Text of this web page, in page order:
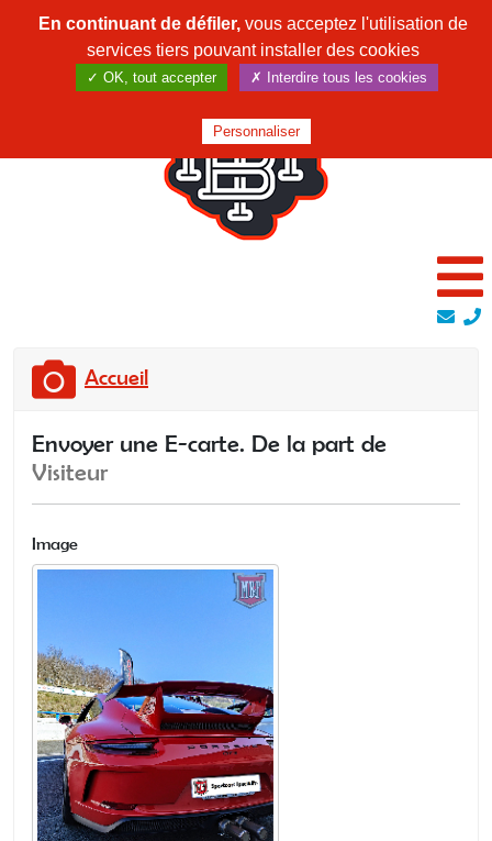
Accueil
Envoyer une E-carte. De la part de
Visiteur
Image
En continuant de défiler,vous acceptez l'utilisation de
services tiers pouvant installer des cookies
✓ OK, tout accepter ✗ Interdire tous les cookies
Personnaliser